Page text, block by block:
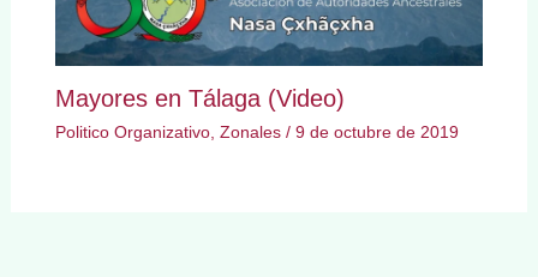
Mayores en Tálaga (Video)
Politico Organizativo, Zonales/ 9 de octubre de 2019